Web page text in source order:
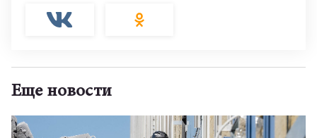
Еще новости